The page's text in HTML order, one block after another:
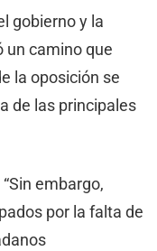
gobierno y la
un camino que
la oposición se
de las principales
embargo,
por la falta de